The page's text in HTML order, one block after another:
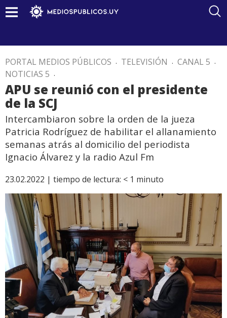
PORTAL MEDIOS PÚBLICOS . TELEVISIÓN . CANAL 5 .
NOTICIAS 5 .
APU se reunió con el presidente
de la SCJ
Intercambiaron sobre la orden de la jueza
Patricia Rodríguez de habilitar el allanamiento
semanas atrás al domicilio del periodista
Ignacio Álvarez y la radio Azul Fm
23.02.2022 | tiempo de lectura: < 1 minuto